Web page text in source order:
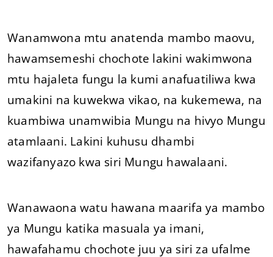
Wanamwona mtu anatenda mambo maovu,
hawamsemeshi chochote lakini wakimwona
mtu hajaleta fungu la kumi anafuatiliwa kwa
umakini na kuwekwa vikao, na kukemewa, na
kuambiwa unamwibia Mungu na hivyo Mungu
atamlaani. Lakini kuhusu dhambi
wazifanyazo kwa siri Mungu hawalaani.
Wanawaona watu hawana maarifa ya mambo
ya Mungu katika masuala ya imani,
hawafahamu chochote juu ya siri za ufalme